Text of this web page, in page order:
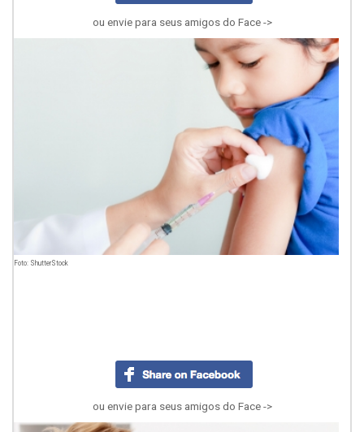
ou envie para seus amigos do Face ->
Foto: ShutterStock
ou envie para seus amigos do Face ->